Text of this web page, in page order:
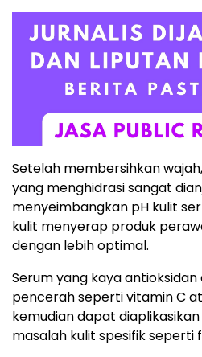
Setelah membersihkan
yang menghidrasi sangat
menyeimbangkan pH kulit
kulit menyerap produk
dengan lebih optimal.
Serum yang kaya
pencerah seperti vitamin C
kemudian dapat
masalah kulit spesifik seperti